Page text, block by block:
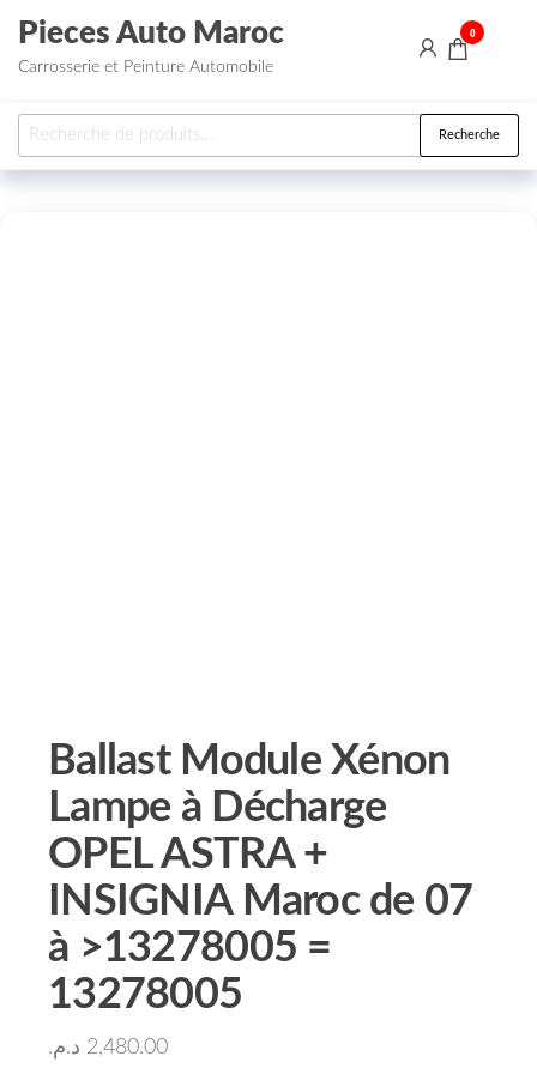
Aller au contenu
Pieces Auto Maroc
Carrosserie et Peinture Automobile
0
Recherche pour : Recherche
Ballast Module Xénon
Lampe à Décharge
OPEL ASTRA +
INSIGNIA Maroc de 07
à >13278005 =
13278005
2,480.00 د.م.